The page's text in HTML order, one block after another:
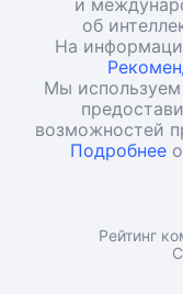
и
об
На
Мы
возможностей
Подробнее
Рейтинг